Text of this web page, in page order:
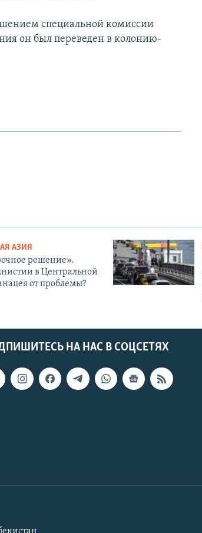
специальной комиссии
он был переведен в колонию-
АЗИЯ
решение».
в Центральной
от проблемы?
НА НАС В СОЦСЕТЯХ